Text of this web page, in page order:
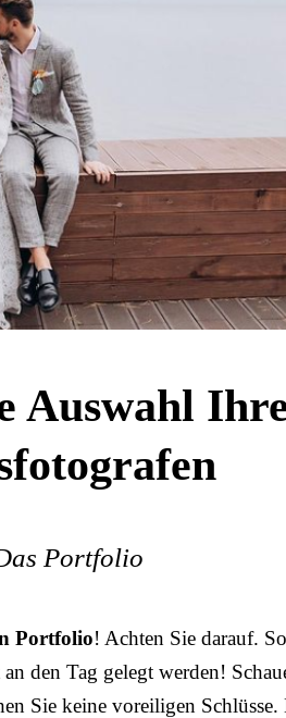
Auswahl
Portfolio
Portfolio! Achten Sie darauf.
den Tag gelegt werden!
Sie keine voreiligen Schlüsse.